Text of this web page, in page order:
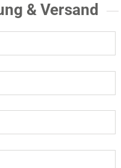
& Versand